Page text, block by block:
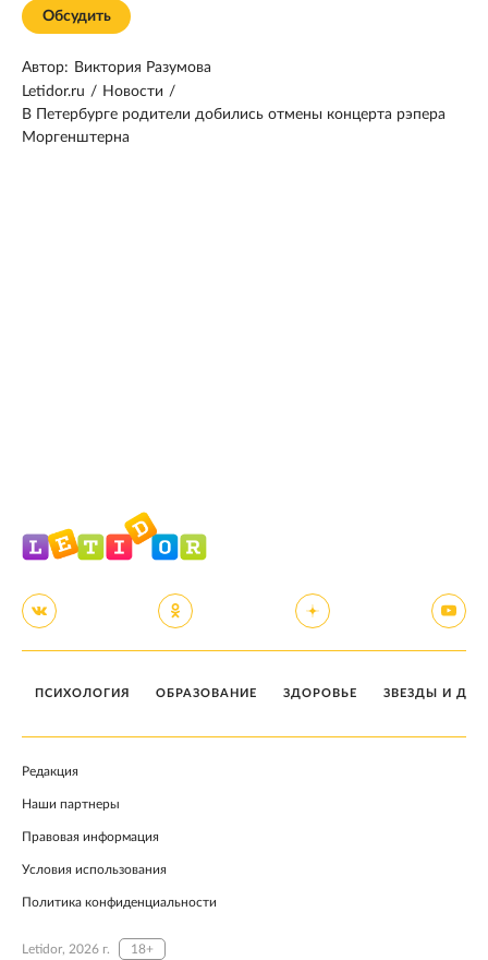
Обсудить
Автор: Виктория Разумова
Letidor.ru / Новости /
В Петербурге родители добились отмены концерта рэпера
Моргенштерна
ПСИХОЛОГИЯ ОБРАЗОВАНИЕ ЗДОРОВЬЕ ЗВЕЗДЫ И
Редакция
Наши партнеры
Правовая информация
Условия использования
Политика конфиденциальности
Letidor, 2026 г. 18+